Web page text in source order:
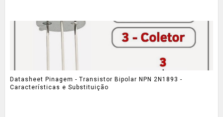
Datasheet Pinagem - Transistor Bipolar NPN 2N1893 -
Características e Substituição